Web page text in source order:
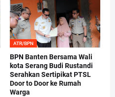
ATR/BPN
BPN Banten Bersama Wali
kota Serang Budi Rustandi
Serahkan Sertipikat PTSL
Door to Door ke Rumah
Warga